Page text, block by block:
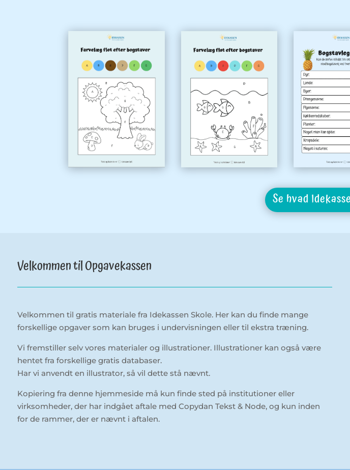
Se hvad
Velkommen til Opgavekassen
Velkommen til gratis materiale fra Idekassen Skole. Her kan du finde mange
forskellige opgaver som kan bruges i undervisningen eller til ekstra træning.
Vi fremstiller selv vores materialer og illustrationer. Illustrationer kan også være
hentet fra forskellige gratis databaser.
Har vi anvendt en illustrator, så vil dette stå nævnt.
Kopiering fra denne hjemmeside må kun finde sted på institutioner eller
virksomheder, der har indgået aftale med Copydan Tekst & Node, og kun inden
for de rammer, der er nævnt i aftalen.